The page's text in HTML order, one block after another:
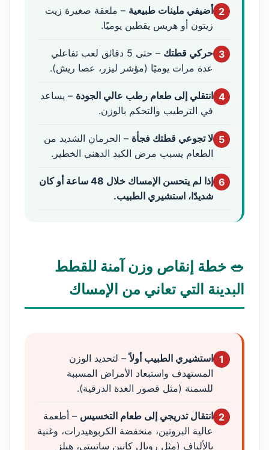
2 أضيفي ملينات طبيعية – ملعقة صغيرة زيت
زيتون أو هريس يقطين يوميًا.
3 حركي قطتك
– حتى 5 دقائق لعب تفاعلي
عدة مرات يوميًا (مؤشر ليزر، عصا ريش).
4 انتقلي إلى طعام رطب عالي الجودة – يساعد
في الترطيب والتحكم بالوزن.
5 لا تجوعي قطتك فجأة – الحرمان الشديد من
الطعام يسبب مرض الكبد الدهني الخطير.
6
إذا لم يتحسن الإمساك خلال 48 ساعة أو كان
شديدًا، استشيري الطبيب.
🥗 خطة إنقاص وزن آمنة للقطط
البدينة التي تعاني من الإمساك
1 استشيري الطبيب أولاً– لتحديد الوزن
المستهدف واستبعاد الأمراض المسببة
للسمنة (مثل قصور الغدة الدرقية).
2 انتقال تدريجي إلى طعام التخسيس – أطعمة
عالية البروتين، منخفضة الكربوهيدرات، وغنية
بالألياف (مثل رويال كانين ساتييتي، هيلز